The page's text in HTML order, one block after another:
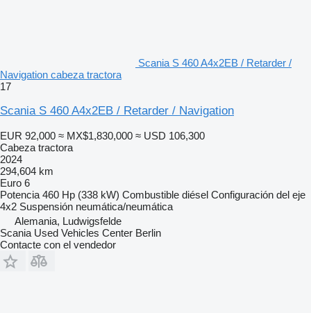
Scania S 460 A4x2EB / Retarder /
Navigation cabeza tractora
17
Scania S 460 A4x2EB / Retarder / Navigation
EUR 92,000 ≈ MX$1,830,000 ≈ USD 106,300
Cabeza tractora
2024
294,604 km
Euro 6
Potencia 460 Hp (338 kW) Combustible diésel Configuración del eje
4x2 Suspensión neumática/neumática
Alemania, Ludwigsfelde
Scania Used Vehicles Center Berlin
Contacte con el vendedor